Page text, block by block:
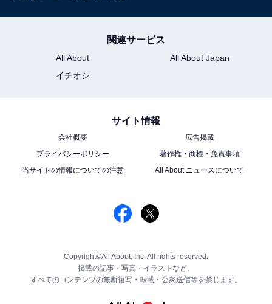
関連サービス
All About
All About Japan
イチオシ
サイト情報
会社概要
広告掲載
プライバシーポリシー
著作権・商標・免責事項
当サイトの情報についての注意
All About ニュースについて
Copyright©All About, Inc. All rights reserved.
掲載の記事・写真・イラストなど、
すべてのコンテンツの無断複写・転載・公衆送信等を禁じます。